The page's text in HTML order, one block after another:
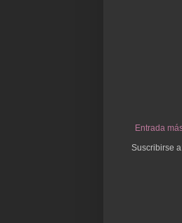
Entrada
Suscribirse